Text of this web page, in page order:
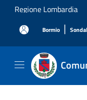
Salta al contenuto
Regione Lombardia
Bormio |